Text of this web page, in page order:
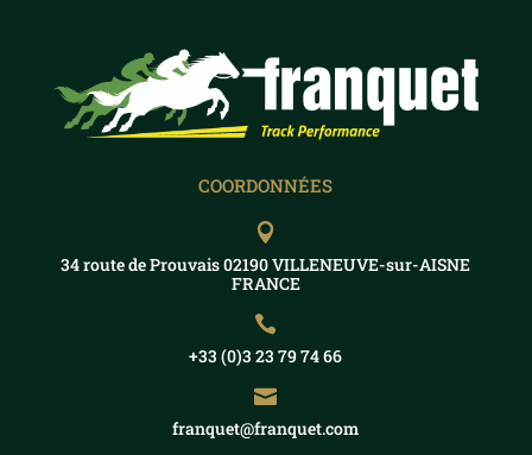
COORDONNÉES

34 route de Prouvais 02190 VILLENEUVE-sur-AISNE
FRANCE

+33 (0)3 23 79 74 66

franquet@franquet.com